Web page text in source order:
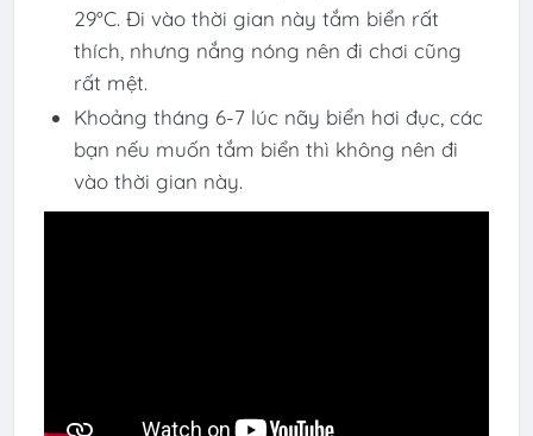
29°C. Đi vào thời gian này tắm biển rất
thích, nhưng nắng nóng nên đi chơi cũng
rất mệt.
Khoảng tháng 6-7 lúc nãy biển hơi đục, các
bạn nếu muốn tắm biển thì không nên đi
vào thời gian này.